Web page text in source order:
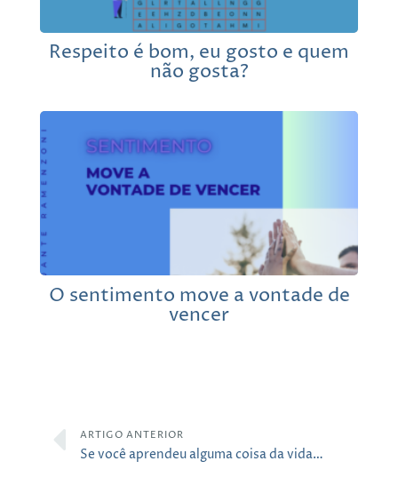
Respeito é bom, eu gosto e quem
não gosta?
O sentimento move a vontade de
vencer
ARTIGO ANTERIOR
Se você aprendeu alguma coisa da vida…